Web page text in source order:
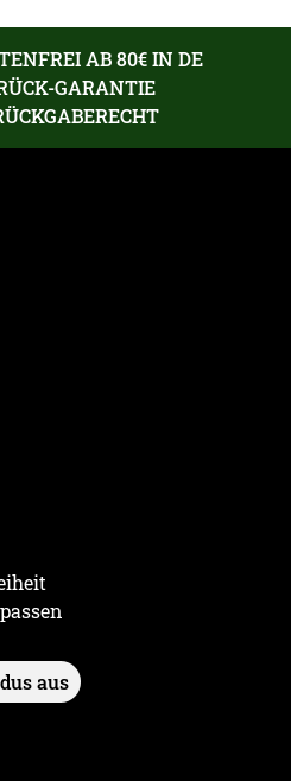
AB 80€ IN DE
GARANTIE
aus